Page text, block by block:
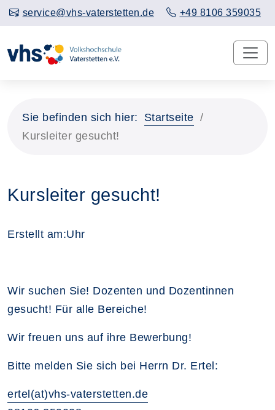
service@vhs-vaterstetten.de +49 8106 359035
Sie befinden sich hier:
Startseite
Kursleiter gesucht!
Kursleiter gesucht!
Erstellt am:Uhr
Wir suchen Sie! Dozenten und Dozentinnen
gesucht! Für alle Bereiche!
Wir freuen uns auf ihre Bewerbung!
Bitte melden Sie sich bei Herrn Dr. Ertel:
ertel(at)vhs-vaterstetten.de